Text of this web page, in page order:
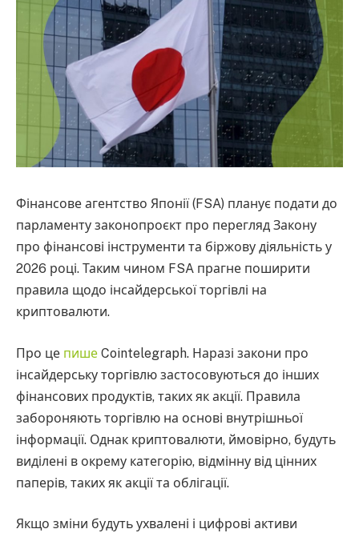
Фінансове агентство Японії (FSA) планує подати до
парламенту законопроєкт про перегляд Закону
про фінансові інструменти та біржову діяльність у
2026 році. Таким чином FSA прагне поширити
правила щодо інсайдерської торгівлі на
криптовалюти.
Про це пише Cointelegraph. Наразі закони про
інсайдерську торгівлю застосовуються до інших
фінансових продуктів, таких як акції. Правила
забороняють торгівлю на основі внутрішньої
інформації. Однак криптовалюти, ймовірно, будуть
виділені в окрему категорію, відмінну від цінних
паперів, таких як акції та облігації.
Якщо зміни будуть ухвалені і цифрові активи